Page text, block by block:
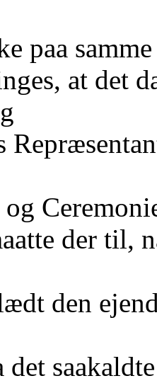
paa
at det
der til,
den
det